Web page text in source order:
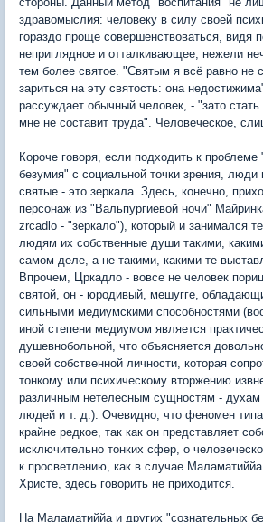
здравомыслия: человеку в силу своей
гораздо проще совершенствоваться, видя
неприглядное и отталкивающее, нежели
тем более святое. "Святым я всё равно не
зариться на эту святость: она
рассуждает обычный человек, - "зато
мне не составит труда". Человеческое,
Короче говоря, если подходить к
безумия" с социальной точки зрения, люди
святые - это зеркала. Здесь, конечно,
персонаж из "Вальпургиевой ночи"
zrcadlo - "зеркало"), который и занимался
людям их собственные души такими,
самом деле, а не такими, какими те
Впрочем, Цркадло - вовсе не человек
святой, он - юродивый, мешугге,
сильными медиумскими способностями
иной степени медиумом является
душевнобольной, что объясняется
своей собственной личности, которая
тонкому или психическому вторжению
различным нетелесным сущностям -
людей и т. д.). Очевидно, что феномен
крайне редкое, так как он представляет
исключительно тонких сфер, о
к просветлению, как в случае
Христе, здесь говорить не приходится.
На Маламатиййа и других "сознательных